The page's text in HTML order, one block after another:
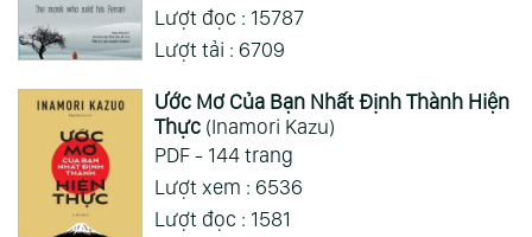
Lượt đọc : 15787
Lượt tải : 6709
Ước Mơ Của Bạn Nhất Định Thành Hiện
Thực(Inamori Kazu)
PDF - 144 trang
Lượt xem : 6536
Lượt đọc : 1581